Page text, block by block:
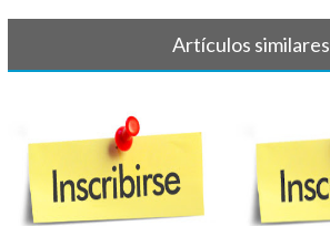
Artículos similares